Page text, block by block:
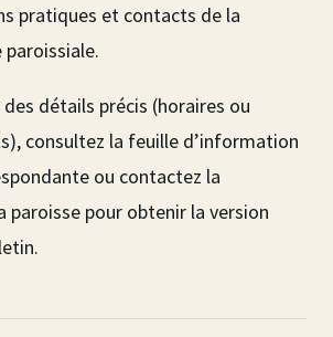
pratiques et contacts de la
paroissiale.
des détails précis (horaires ou
consultez la feuille d’information
ou contactez la
paroisse pour obtenir la version